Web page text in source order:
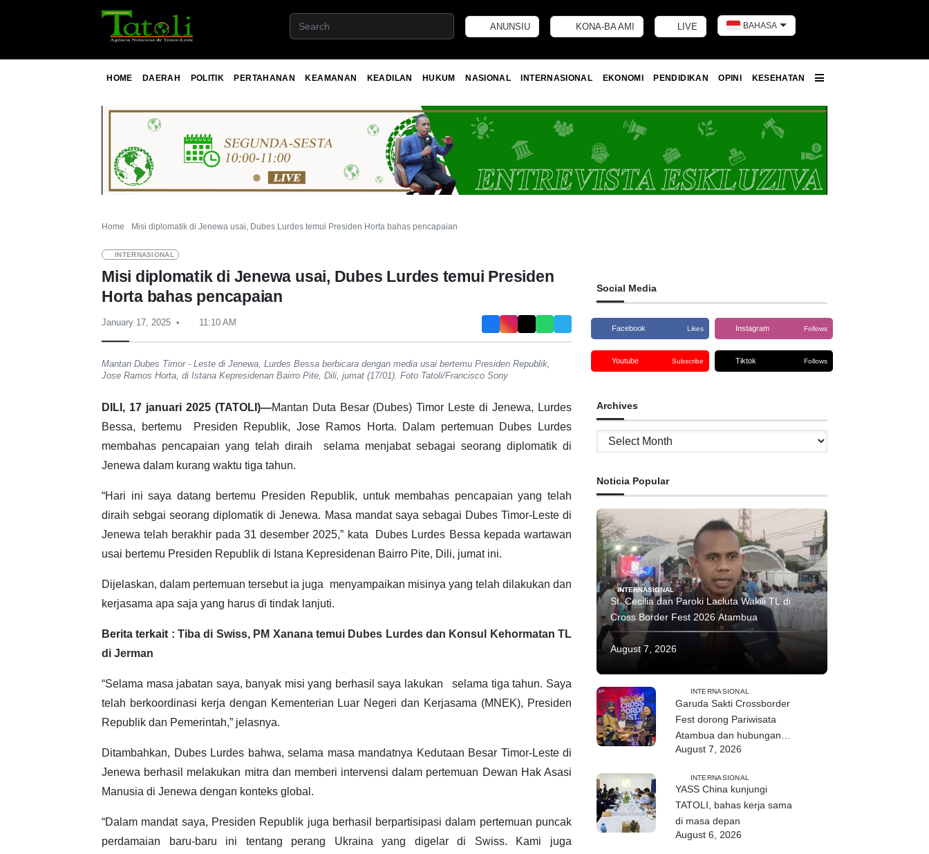
ANUNSIU KONA-BA AMI LIVE BAHASA
HOME DAERAH POLITIK PERTAHANAN KEAMANAN KEADILAN HUKUM NASIONAL INTERNASIONAL EKONOMI PENDIDIKAN OPINI
KESEHATAN
Home Misi diplomatik di Jenewa usai, Dubes Lurdes temui Presiden Horta bahas pencapaian
INTERNASIONAL
Misi diplomatik di Jenewa usai, Dubes Lurdes temui Presiden
Horta bahas pencapaian
January 17, 2025 11:10 AM
Mantan Dubes Timor - Leste di Jenewa, Lurdes Bessa berbicara dengan media usai bertemu Presiden Republik,
Jose Ramos Horta, di Istana Kepresidenan Bairro Pite, Dili, jumat (17/01). Foto Tatoli/Francisco Sony
DILI, 17 januari 2025 (TATOLI)—Mantan Duta Besar (Dubes) Timor Leste di Jenewa, Lurdes
Bessa, bertemu Presiden Republik, Jose Ramos Horta. Dalam pertemuan Dubes Lurdes
membahas pencapaian yang telah diraih selama menjabat sebagai seorang diplomatik di
Jenewa dalam kurang waktu tiga tahun.
“Hari ini saya datang bertemu Presiden Republik, untuk membahas pencapaian yang telah
diraih sebgai seorang diplomatik di Jenewa. Masa mandat saya sebagai Dubes Timor-Leste di
Jenewa telah berakhir pada 31 desember 2025,” kata Dubes Lurdes Bessa kepada wartawan
usai bertemu Presiden Republik di Istana Kepresidenan Bairro Pite, Dili, jumat ini.
Dijelaskan, dalam pertemuan tersebut ia juga menyampaikan misinya yang telah dilakukan dan
kerjasama apa saja yang harus di tindak lanjuti.
Berita terkait :Tiba di Swiss, PM Xanana temui Dubes Lurdes dan Konsul Kehormatan TL
di Jerman
“Selama masa jabatan saya, banyak misi yang berhasil saya lakukan selama tiga tahun. Saya
telah berkoordinasi kerja dengan Kementerian Luar Negeri dan Kerjasama (MNEK), Presiden
Republik dan Pemerintah,” jelasnya.
Ditambahkan, Dubes Lurdes bahwa, selama masa mandatnya Kedutaan Besar Timor-Leste di
Jenewa berhasil melakukan mitra dan memberi intervensi dalam pertemuan Dewan Hak Asasi
Manusia di Jenewa dengan konteks global.
“Dalam mandat saya, Presiden Republik juga berhasil berpartisipasi dalam pertemuan puncak
perdamaian baru-baru ini tentang perang Ukraina yang digelar di Swiss. Kami juga
Social Media
Facebook Likes Instagram Follows
Youtube Subscribe Tiktok Follows
Archives
Archives
Noticia Popular
INTERNASIONAL
St. Cecilia dan Paroki Lacluta Wakili TL di
August 7, 2026
INTERNASIONAL
Garuda Sakti Crossborder
Fest dorong Pariwisata
Atambua dan hubungan
TL–Indonesia
August 7, 2026
INTERNASIONAL
YASS China kunjungi
TATOLI, bahas kerja sama
di masa depan
August 6, 2026